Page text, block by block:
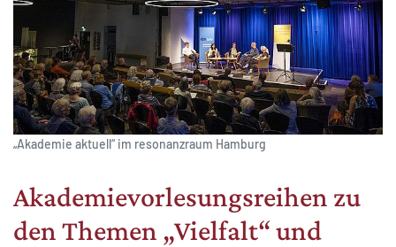
„Akademie aktuell“ im resonanzraum Hamburg
Akademie­vorlesungsreihen zu
den Themen „Vielfalt“ und